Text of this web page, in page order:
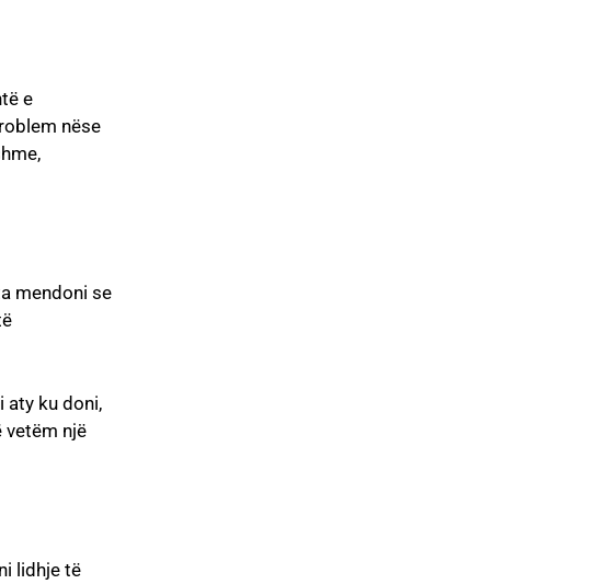
e
nëse
mendoni se
aty ku doni,
vetëm një
lidhje të